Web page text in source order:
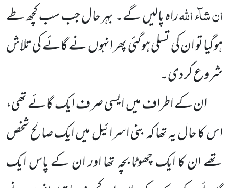
ان شآء اللہراہ پالیں گے۔ بہر حال جب سب کچھ طے
ہوگیا تو ان کی تسلی ہوگئی پھر انہوں نے گائے کی تلاش
شروع کر دی۔
ان کے اطراف میں ایسی صرف ایک گائے تھی،
اس کا حال یہ تھا کہ بنی اسرائیل میں ایک صالح شخص
تھے ان کا ایک چھوٹا بچہ تھا اور ان کے پاس ایک